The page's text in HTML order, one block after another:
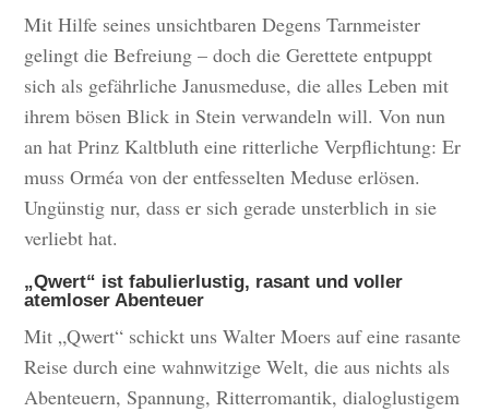
Mit Hilfe seines unsichtbaren Degens Tarnmeister
gelingt die Befreiung – doch die Gerettete entpuppt
sich als gefährliche Janusmeduse, die alles Leben mit
ihrem bösen Blick in Stein verwandeln will. Von nun
an hat Prinz Kaltbluth eine ritterliche Verpflichtung: Er
muss Orméa von der entfesselten Meduse erlösen.
Ungünstig nur, dass er sich gerade unsterblich in sie
verliebt hat.
„Qwert“ ist fabulierlustig, rasant und voller
atemloser Abenteuer
Mit „Qwert“ schickt uns Walter Moers auf eine rasante
Reise durch eine wahnwitzige Welt, die aus nichts als
Abenteuern, Spannung, Ritterromantik, dialoglustigem